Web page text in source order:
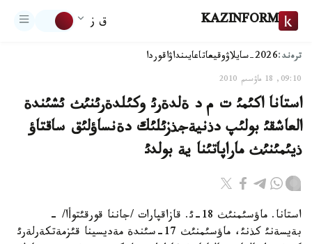
KAZINFORM ق ز
ترەند:2026-سايلاۋ وقيعاتاعايىنداۋاقوردا
09:10, 18 ماۋسىم 2010
استانا اكئمئ ت م د ةلدةرئ وكئلدةرئنئث ئشئندة
العاشقئ بولئپ دذنيةجذزئلئك دةنساؤلئق ساقتاؤ
ذيئمئنئث ماراپاتئنا ية بولدئ
استانا. ماؤسئمنئث 18-ئ. قازاقپارات /جاننا قورقئتوأا/ -
بةيسةنئ كذنئ، ماؤسئمنئث 17-سئندة مةديسينا قئزمةتكةرلةرئ